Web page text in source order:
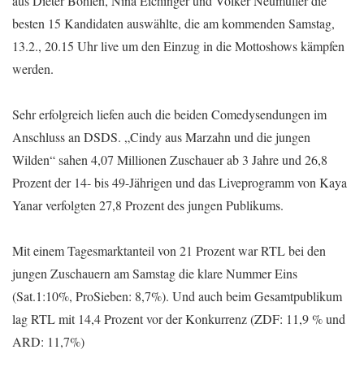
besten 15 Kandidaten auswählte, die am kommenden Samstag,
13.2., 20.15 Uhr live um den Einzug in die Mottoshows kämpfen
werden.
Sehr erfolgreich liefen auch die beiden Comedysendungen im
Anschluss an DSDS. „Cindy aus Marzahn und die jungen
Wilden“ sahen 4,07 Millionen Zuschauer ab 3 Jahre und 26,8
Prozent der 14- bis 49-Jährigen und das Liveprogramm von Kaya
Yanar verfolgten 27,8 Prozent des jungen Publikums.
Mit einem Tagesmarktanteil von 21 Prozent war RTL bei den
jungen Zuschauern am Samstag die klare Nummer Eins
(Sat.1:10%, ProSieben: 8,7%). Und auch beim Gesamtpublikum
lag RTL mit 14,4 Prozent vor der Konkurrenz (ZDF: 11,9 % und
ARD: 11,7%)